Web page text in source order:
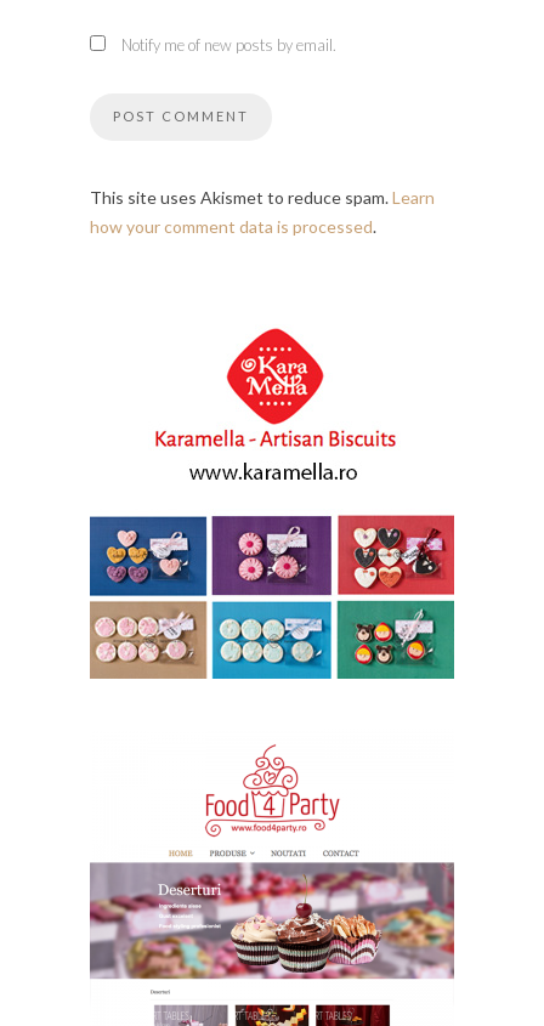
Notify me of new posts by email.
This site uses Akismet to reduce spam.Learn
how your comment data is processed.